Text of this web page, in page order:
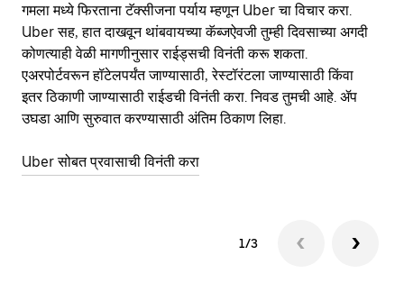
गमला मध्ये फिरताना टॅक्सीजना पर्याय म्हणून Uber चा विचार करा.
Uber सह, हात दाखवून थांबवायच्या कॅब्जऐवजी तुम्ही दिवसाच्या अगदी
कोणत्याही वेळी मागणीनुसार राईड्सची विनंती करू शकता.
एअरपोर्टवरून हॉटेलपर्यंत जाण्यासाठी, रेस्टॉरंटला जाण्यासाठी किंवा
इतर‍ ठिकाणी जाण्यासाठी राईडची विनंती करा. निवड तुमची आहे. ॲप
उघडा आणि सुरुवात करण्यासाठी अंतिम ठिकाण लिहा.
Uber सोबत प्रवासाची विनंती करा
1/3